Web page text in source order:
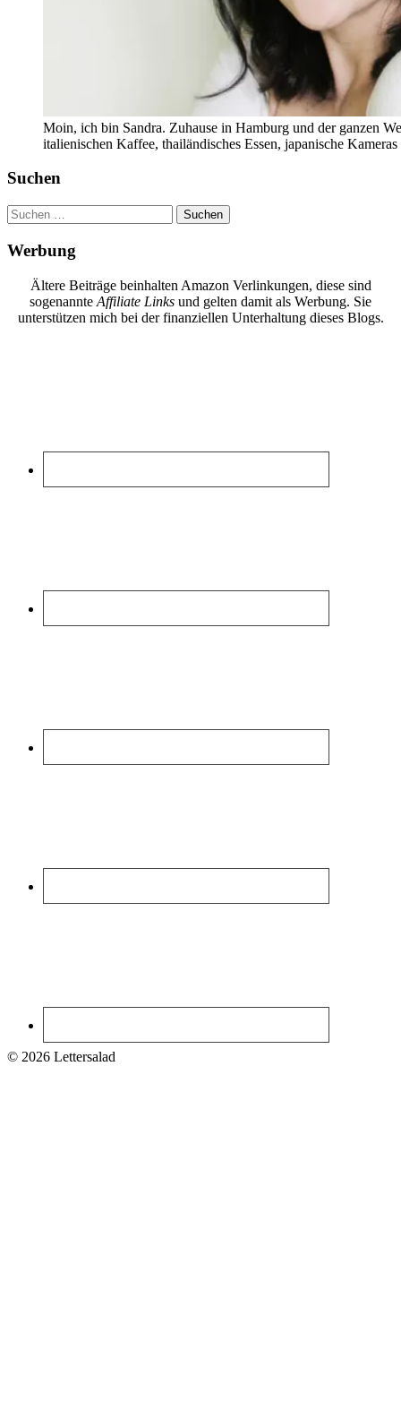
Moin, ich bin Sandra. Zuhause in Hamburg und der ganzen
italienischen Kaffee, thailändisches Essen, japanische
Suchen
Suchen
nach:
Werbung
Ältere Beiträge beinhalten Amazon Verlinkungen, diese sind
sogenannte Affiliate Links und gelten damit als Werbung. Sie
unterstützen mich bei der finanziellen Unterhaltung dieses Blogs.
© 2026 Lettersalad